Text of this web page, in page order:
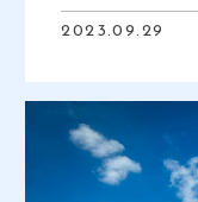
2023.09.29